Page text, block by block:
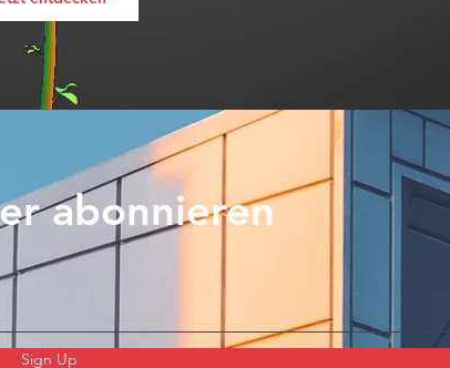
abonnieren
Sign Up